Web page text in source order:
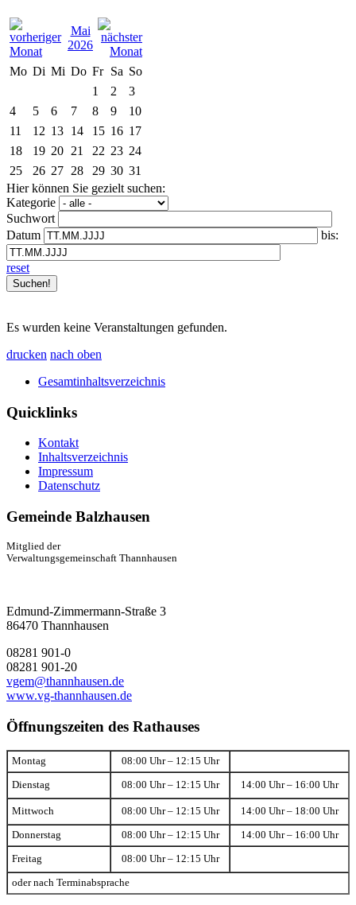
Mai
2026
Mo Di Mi Do Fr Sa So
1
2
3
4
5 6 7 8 9
10
11
12 13 14 15 16 17
18
19 20 21 22 23 24
25
26 27 28 29 30 31
Hier können Sie gezielt suchen:
Kategorie
Suchwort
Datum
bis:
reset
Es wurden keine Veranstaltungen gefunden.
drucken nach oben
Gesamtinhaltsverzeichnis
Quicklinks
Kontakt
Inhaltsverzeichnis
Impressum
Datenschutz
Gemeinde Balzhausen
Mitglied der
Verwaltungsgemeinschaft Thannhausen
Edmund-Zimmermann-Straße 3
86470 Thannhausen
08281 901-0
08281 901-20
vgem@thannhausen.de
www.vg-thannhausen.de
Öffnungszeiten des Rathauses
Montag 08:00 Uhr – 12:15 Uhr
Dienstag 08:00 Uhr – 12:15 Uhr 14:00 Uhr – 16:00 Uhr
Mittwoch 08:00 Uhr – 12:15 Uhr 14:00 Uhr – 18:00 Uhr
Donnerstag 08:00 Uhr – 12:15 Uhr 14:00 Uhr – 16:00 Uhr
Freitag 08:00 Uhr – 12:15 Uhr
oder nach Terminabsprache